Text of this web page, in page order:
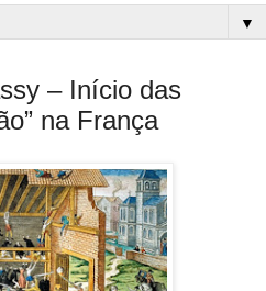
▼
– Início das
na França